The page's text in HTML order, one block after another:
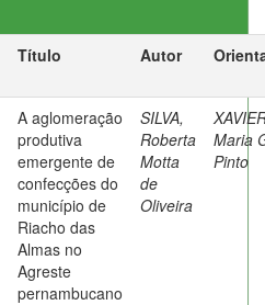
Título Autor
A aglomeração
produtiva
emergente de
confecções do
município de
Riacho das
Almas no
Agreste
pernambucano
SILVA,
Roberta
Motta
de
Oliveira
Maria
Pinto